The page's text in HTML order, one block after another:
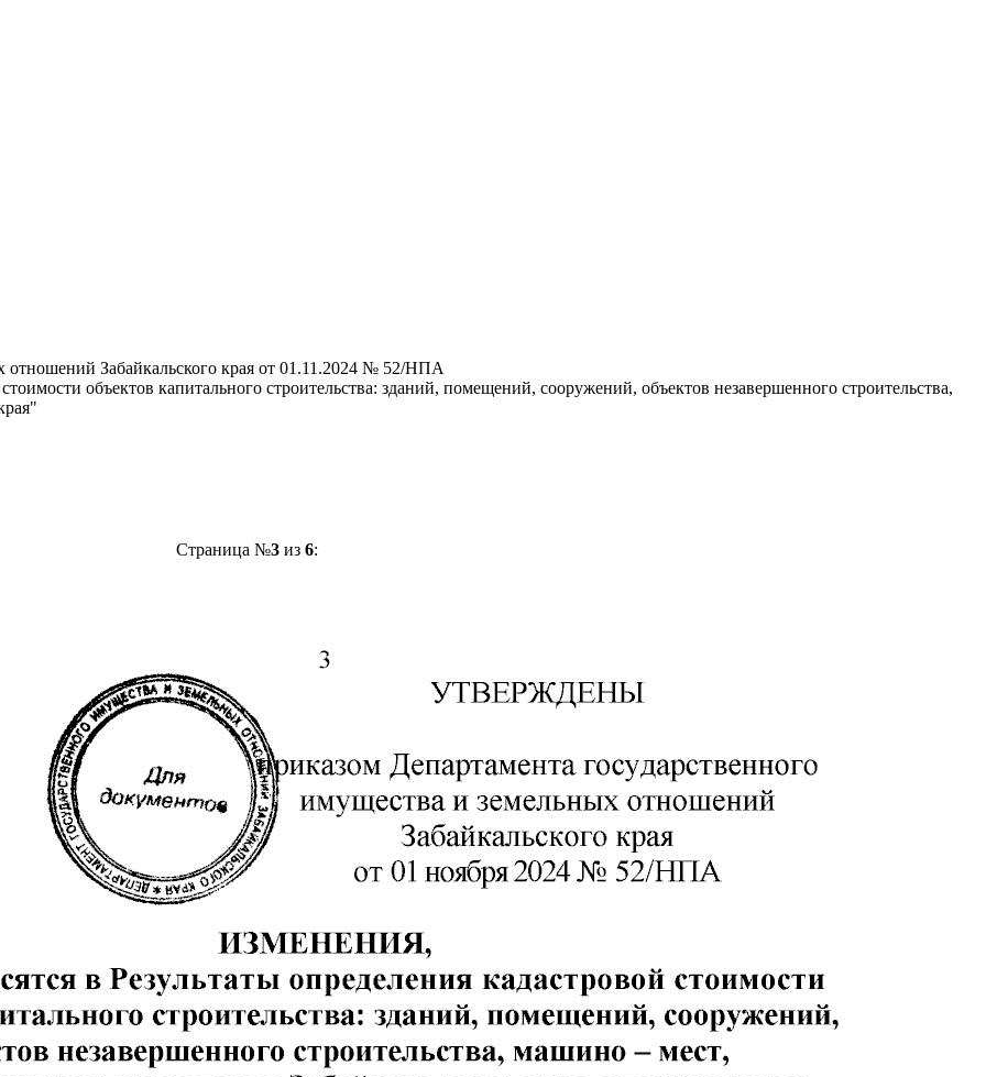
отношений Забайкальского края от 01.11.2024 № 52/НПА
объектов капитального строительства: зданий, помещений, сооружений, объектов незавершенного строительства,
Страница №3из 6: